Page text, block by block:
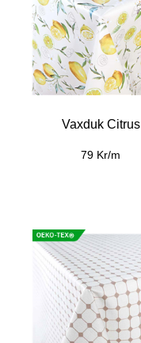
Vaxduk Citrus
79 Kr/m